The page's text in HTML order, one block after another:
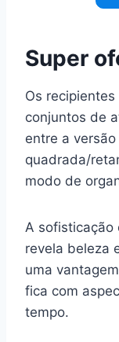
Super
Os
conjuntos de
entre a
quadrada/
modo de
A sofisticação
revela beleza
uma
fica com
tempo.